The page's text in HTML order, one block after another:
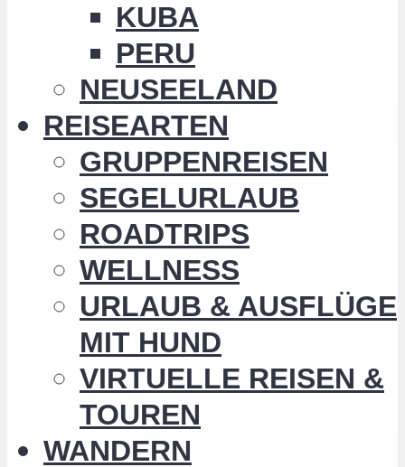
KUBA
PERU
NEUSEELAND
REISEARTEN
GRUPPENREISEN
SEGELURLAUB
ROADTRIPS
WELLNESS
URLAUB & AUSFLÜGE
MIT HUND
VIRTUELLE REISEN &
TOUREN
WANDERN